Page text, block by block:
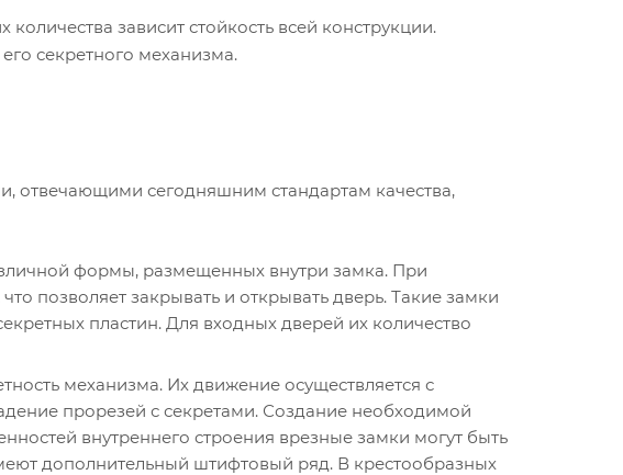
зависит стойкость всей конструкции.
секретного механизма.
отвечающими сегодняшним стандартам качества,
формы, размещенных внутри замка. При
позволяет закрывать и открывать дверь. Такие замки
пластин. Для входных дверей их количество
механизма. Их движение осуществляется с
прорезей с секретами. Создание необходимой
внутреннего строения врезные замки могут быть
дополнительный штифтовый ряд. В крестообразных